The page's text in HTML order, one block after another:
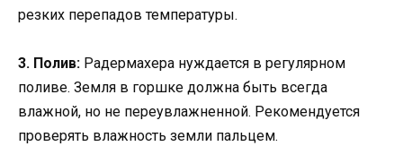
резких перепадов температуры.
3. Полив: Радермахера нуждается в регулярном
поливе. Земля в горшке должна быть всегда
влажной, но не переувлажненной. Рекомендуется
проверять влажность земли пальцем.